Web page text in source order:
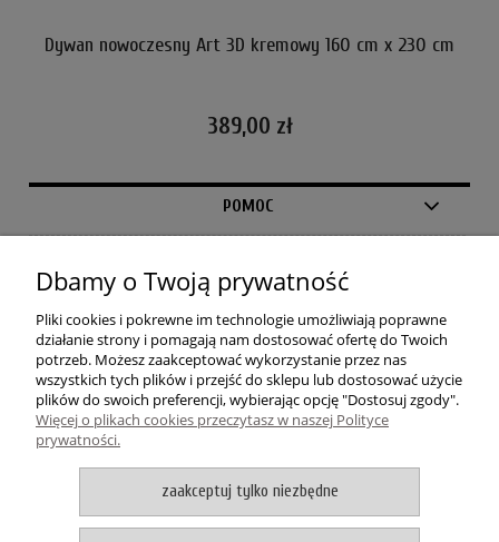
Dywan nowoczesny Art 3D kremowy 160 cm x 230 cm
389,00 zł
POMOC
PŁATNOŚCI I DOSTAWA
INFORMACJE
O NAS
Dywanowo| ul. 1 Maja 37A | 87-200 Wąbrzeźno | woj.
Dbamy o Twoją prywatność
Pliki cookies i pokrewne im technologie umożliwiają poprawne
działanie strony i pomagają nam dostosować ofertę do Twoich
potrzeb. Możesz zaakceptować wykorzystanie przez nas
wszystkich tych plików i przejść do sklepu lub dostosować użycie
plików do swoich preferencji, wybierając opcję "Dostosuj zgody".
Więcej o plikach cookies przeczytasz w naszej Polityce
prywatności.
zaakceptuj tylko niezbędne